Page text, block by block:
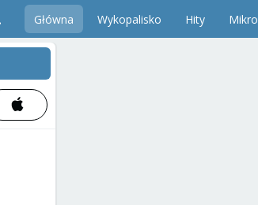
Główna Wykopalisko Hity